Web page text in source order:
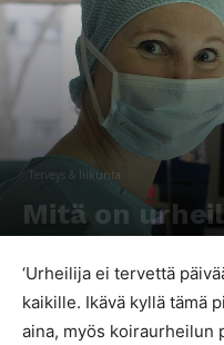
Terveys & liikunta
Mitä on
‘Urheilija ei tervettä
kaikille. Ikävä kyllä tämä
aina, myös koiraurheilun